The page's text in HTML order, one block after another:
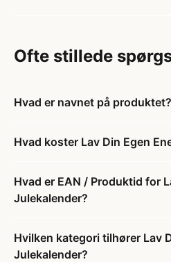
Ofte stillede
Hvad er navnet på produktet?
Hvad koster Lav Din Egen
Hvad er EAN / Produktid for
Julekalender?
Hvilken kategori tilhører Lav
Julekalender?